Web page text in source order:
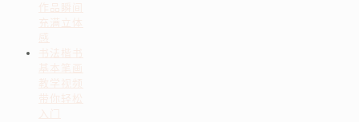
作品瞬间
充满立体
书法楷书
基本笔画
教学视频
带你轻松
入门